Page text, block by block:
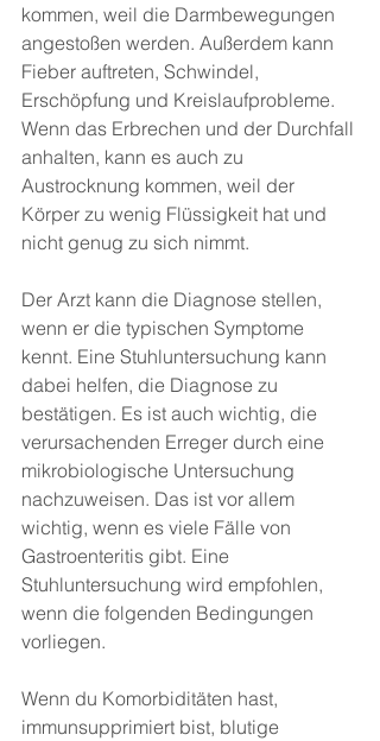
kommen, weil die Darmbewegungen
angestoßen werden. Außerdem kann
Fieber auftreten, Schwindel,
Erschöpfung und Kreislaufprobleme.
Wenn das Erbrechen und der Durchfall
anhalten, kann es auch zu
Austrocknung kommen, weil der
Körper zu wenig Flüssigkeit hat und
nicht genug zu sich nimmt.
Der Arzt kann die Diagnose stellen,
wenn er die typischen Symptome
kennt. Eine Stuhluntersuchung kann
dabei helfen, die Diagnose zu
bestätigen. Es ist auch wichtig, die
verursachenden Erreger durch eine
mikrobiologische Untersuchung
nachzuweisen. Das ist vor allem
wichtig, wenn es viele Fälle von
Gastroenteritis gibt. Eine
Stuhluntersuchung wird empfohlen,
wenn die folgenden Bedingungen
vorliegen.
Wenn du Komorbiditäten hast,
immunsupprimiert bist, blutige